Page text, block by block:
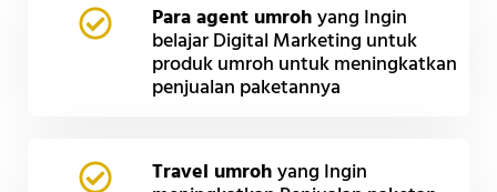
Para agent umrohyang Ingin
belajar Digital Marketing untuk
produk umroh untuk meningkatkan
penjualan paketannya
Travel umrohyang Ingin